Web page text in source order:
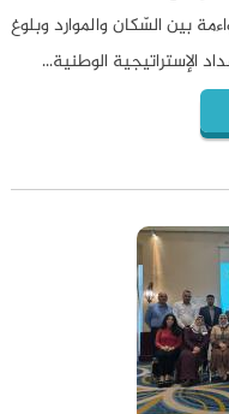
بين السّكان والموارد وبلوغ
الإستراتيجية الوطنية...